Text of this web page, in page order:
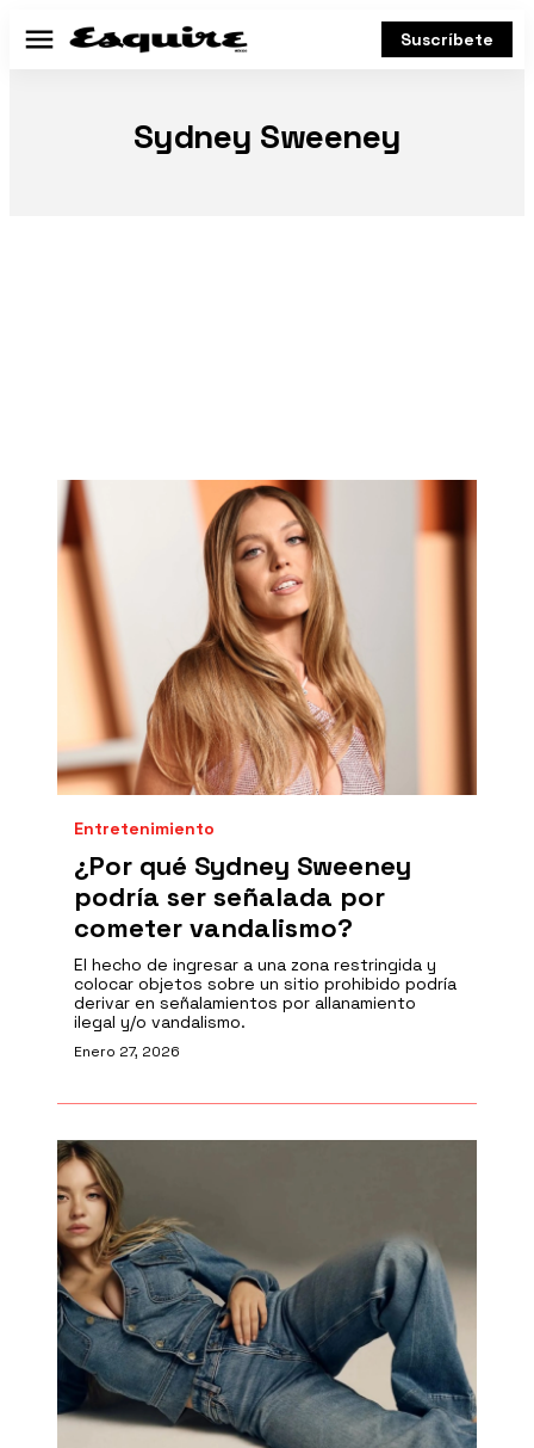
Menú Suscríbete
Sydney Sweeney
Entretenimiento
¿Por qué Sydney Sweeney
podría ser señalada por
cometer vandalismo?
El hecho de ingresar a una zona restringida y
colocar objetos sobre un sitio prohibido podría
derivar en señalamientos por allanamiento
ilegal y/o vandalismo.
Enero 27, 2026